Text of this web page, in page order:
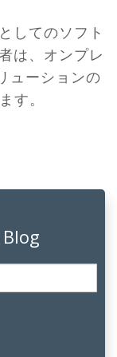
してのソフト
は、オンプレ
ューションの
す。